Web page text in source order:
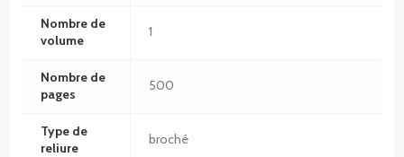
Nombre de
volume
1
Nombre de
pages
500
Type de
reliure
broché